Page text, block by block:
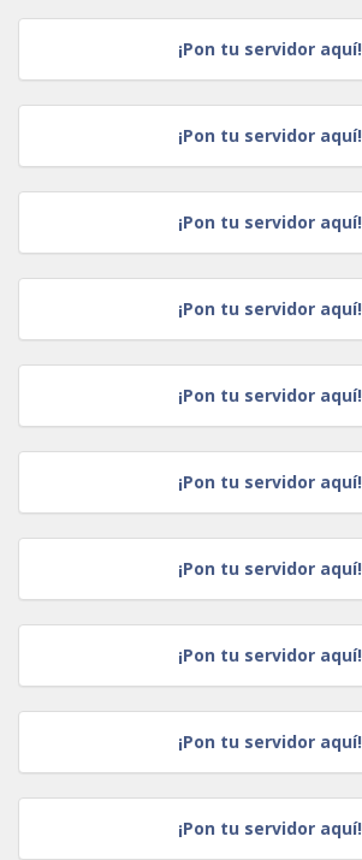
¡Pon tu servidor aquí!
¡Pon tu servidor aquí!
¡Pon tu servidor aquí!
¡Pon tu servidor aquí!
¡Pon tu servidor aquí!
¡Pon tu servidor aquí!
¡Pon tu servidor aquí!
¡Pon tu servidor aquí!
¡Pon tu servidor aquí!
¡Pon tu servidor aquí!